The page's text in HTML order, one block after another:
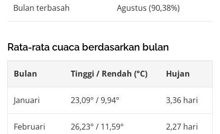
Bulan terbasah Agustus (90,38%)
Rata-rata cuaca berdasarkan bulan
Bulan Tinggi / Rendah (°C) Hujan
Januari 23,09° / 9,94° 3,36 hari
Februari 26,23° / 11,59° 2,27 hari